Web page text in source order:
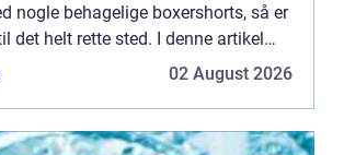
nogle behagelige boxershorts, så er
det helt rette sted. I denne artikel
02 August 2026